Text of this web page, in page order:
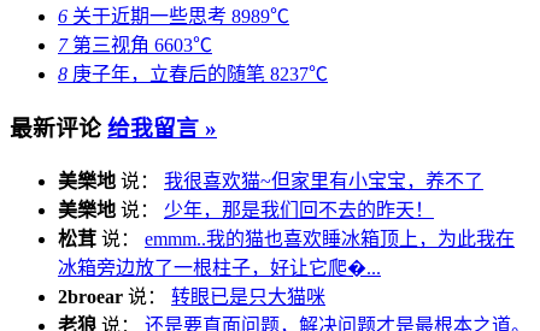
6 关于近期一些思考 8989℃
7第三视角 6603℃
8 庚子年，立春后的随笔 8237℃
最新评论 给我留言 »
美樂地 说： 我很喜欢猫~但家里有小宝宝，养不了
美樂地 说： 少年，那是我们回不去的昨天！
松茸 说： emmm..我的猫也喜欢睡冰箱顶上，为此我在
冰箱旁边放了一根柱子，好让它爬�...
2broear 说： 转眼已是只大猫咪
老狼 说： 还是要直面问题，解决问题才是最根本之道。